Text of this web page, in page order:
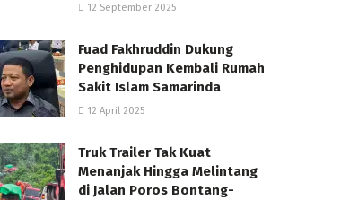
12 September 2025
Fuad Fakhruddin Dukung
Penghidupan Kembali Rumah
Sakit Islam Samarinda
12 April 2025
Truk Trailer Tak Kuat
Menanjak Hingga Melintang
di Jalan Poros Bontang-